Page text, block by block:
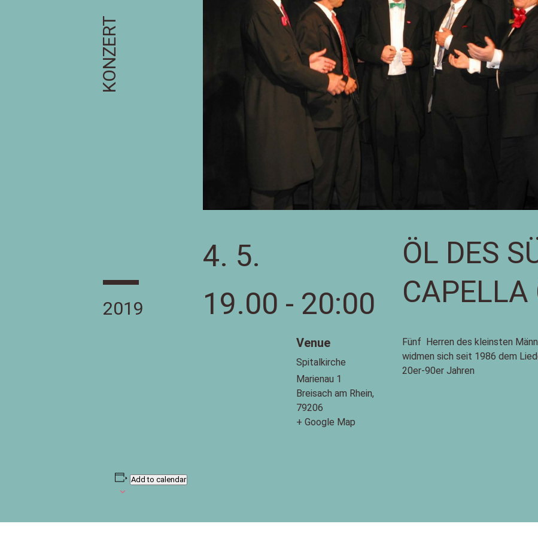
KONZERT
2019
4. 5.
19.00 - 20:00
ÖL DES
CAPELLA
Fünf Herren des kleinsten
widmen sich seit 1986 dem
20er-90er Jahren
Add to calendar
Venue
Spitalkirche
Marienau 1
Breisach am Rhein,
79206
+ Google Map